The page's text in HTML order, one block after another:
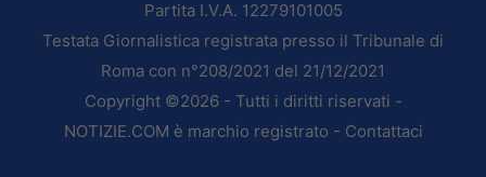
Partita I.V.A. 12279101005
Testata Giornalistica registrata presso il Tribunale di
Roma con n°208/2021 del 21/12/2021
Copyright ©2026 - Tutti i diritti riservati -
NOTIZIE.COM è marchio registrato - Contattaci